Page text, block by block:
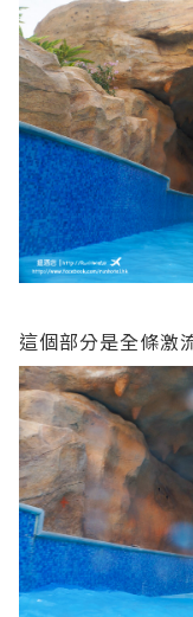
這個部分是全條激